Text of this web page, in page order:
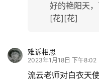
好的艳阳天
[花][花]
难诉相思
2023年1月18日 下午8:02
流云老师对白衣天